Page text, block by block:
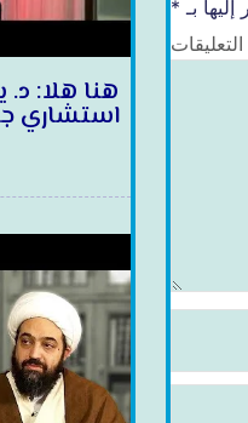
بـ *
التعليقات
هنا هلا:
استشاري